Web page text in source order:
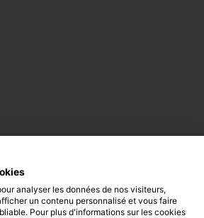
analyser les données de nos visiteurs,
un contenu personnalisé et vous faire
Pour plus d'informations sur les cookies